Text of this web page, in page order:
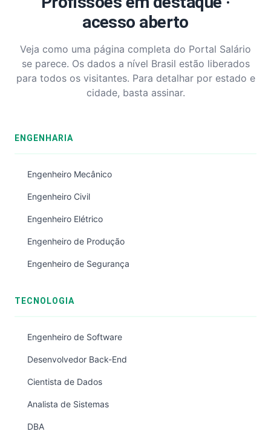
acesso aberto
Veja como uma página completa do Portal Salário
se parece. Os dados a nível Brasil estão liberados
para todos os visitantes. Para detalhar por estado e
cidade, basta assinar.
ENGENHARIA
Engenheiro Mecânico
Engenheiro Civil
Engenheiro Elétrico
Engenheiro de Produção
Engenheiro de Segurança
TECNOLOGIA
Engenheiro de Software
Desenvolvedor Back-End
Cientista de Dados
Analista de Sistemas
DBA